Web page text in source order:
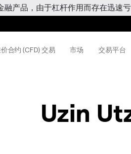
融产品，由于杠杆作用而存在迅速
合约 (CFD) 交易 市场 交易平台
Uzin